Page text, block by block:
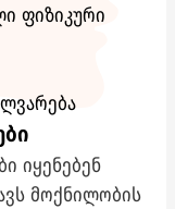
ფიზიკური
იყენებენ
მოქნილობის